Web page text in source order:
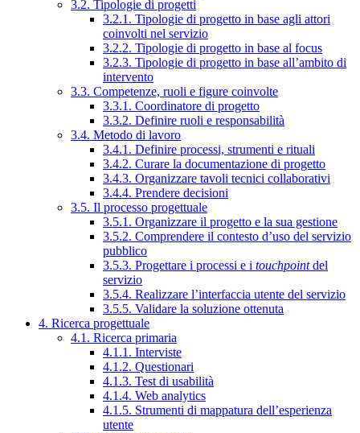
3.2. Tipologie di progetti
3.2.1. Tipologie di progetto in base agli attori
coinvolti nel servizio
3.2.2. Tipologie di progetto in base al focus
3.2.3. Tipologie di progetto in base all’ambito di
intervento
3.3. Competenze, ruoli e figure coinvolte
3.3.1. Coordinatore di progetto
3.3.2. Definire ruoli e responsabilità
3.4. Metodo di lavoro
3.4.1. Definire processi, strumenti e rituali
3.4.2. Curare la documentazione di progetto
3.4.3. Organizzare tavoli tecnici collaborativi
3.4.4. Prendere decisioni
3.5. Il processo progettuale
3.5.1. Organizzare il progetto e la sua gestione
3.5.2. Comprendere il contesto d’uso del servizio
pubblico
3.5.3. Progettare i processi e i touchpointdel
servizio
3.5.4. Realizzare l’interfaccia utente del servizio
3.5.5. Validare la soluzione ottenuta
4. Ricerca progettuale
4.1. Ricerca primaria
4.1.1. Interviste
4.1.2. Questionari
4.1.3. Test di usabilità
4.1.4. Web analytics
4.1.5. Strumenti di mappatura dell’esperienza
utente